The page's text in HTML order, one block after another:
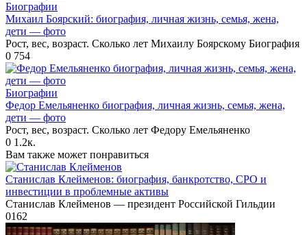
Биографии
Михаил Боярский: биография, личная жизнь, семья, жена,
дети — фото
Рост, вес, возраст. Сколько лет Михаилу Боярскому Биография
0 754
Биографии
Федор Емельяненко биография, личная жизнь, семья, жена,
дети — фото
Рост, вес, возраст. Сколько лет Федору Емельяненко
0 1.2к.
Вам также может понравиться
Станислав Клейменов: биография, банкротство, СРО и
инвестиции в проблемные активы
Станислав Клейменов — президент Российской Гильдии
0162